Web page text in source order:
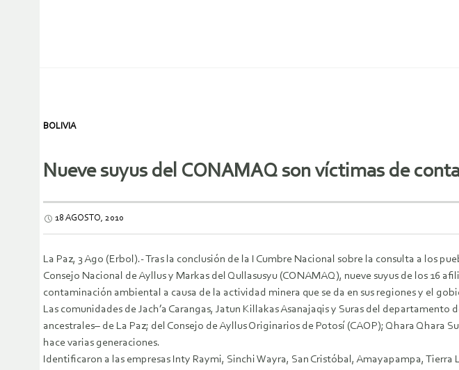
BOLIVIA
Nueve suyus del CONAMAQ son víctimas de
18 AGOSTO, 2010
La Paz, 3 Ago (Erbol).- Tras la conclusión de la I Cumbre Nacional sobre la consulta a los
Consejo Nacional de Ayllus y Markas del Qullasusyu (CONAMAQ), nueve suyus de los 16
contaminación ambiental a causa de la actividad minera que se da en sus regiones y el
Las comunidades de Jach’a Carangas, Jatun Killakas Asanajaqis y Suras del
ancestrales– de La Paz; del Consejo de Ayllus Originarios de Potosí (CAOP); Qhara
hace varias generaciones.
Identificaron a las empresas Inty Raymi, Sinchi Wayra, San Cristóbal, Amayapampa,